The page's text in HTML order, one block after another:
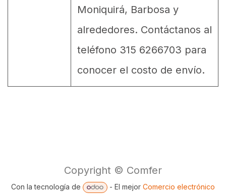
Moniquirá, Barbosa y
alrededores. Contáctanos al
teléfono 315 6266703 para
conocer el costo de envío.
Copyright © Comfer
Con la tecnología de - El mejor Comercio electrónico